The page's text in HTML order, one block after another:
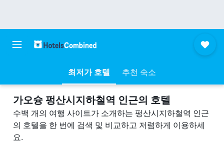
최저가 호텔 추천 숙소
가오슝 펑산시지하철역 ​인근의 호텔
수백 개의 여행 사이트가 소개하는 펑산시지하철역 인근
의 호텔을 한 번에 검색 및 비교하고 저렴하게 이용하세
요.